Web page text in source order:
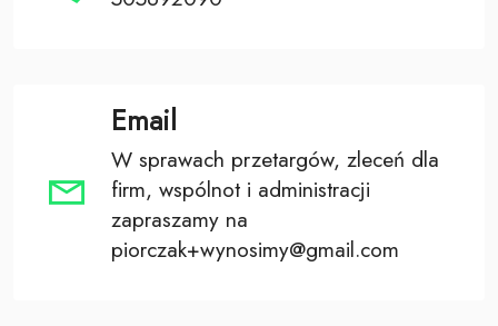
Email
W sprawach przetargów, zleceń dla
firm, wspólnot i administracji
zapraszamy na
piorczak+wynosimy@gmail.com